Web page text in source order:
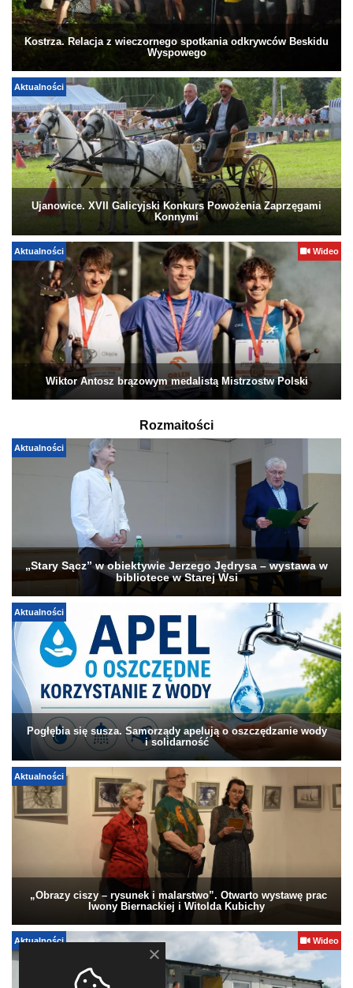
Kostrza. Relacja z wieczornego spotkania odkrywców Beskidu
Wyspowego
Aktualności
Ujanowice. XVII Galicyjski Konkurs Powożenia Zaprzęgami
Konnymi
Aktualności Wideo
Wiktor Antosz brązowym medalistą Mistrzostw Polski
Rozmaitości
Aktualności
„Stary Sącz” w obiektywie Jerzego Jędrysa – wystawa w
bibliotece w Starej Wsi
Aktualności
Pogłębia się susza. Samorządy apelują o oszczędzanie wody
i solidarność
Aktualności
„Obrazy ciszy – rysunek i malarstwo”. Otwarto wystawę prac
Iwony Biernackiej i Witolda Kubichy
Aktualności Wideo